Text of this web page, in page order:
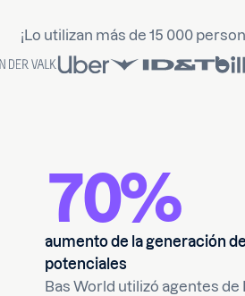
¡Lo utilizan más de 15 000
70%
aumento de la generación
potenciales
Bas World utilizó agentes de